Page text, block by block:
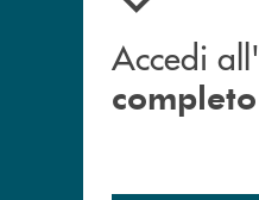
Accedi all'
completo